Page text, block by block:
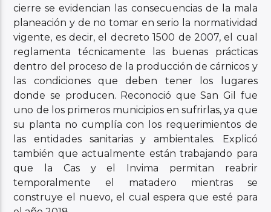
cierre se evidencian las consecuencias de la mala
planeación y de no tomar en serio la normatividad
vigente, es decir, el decreto 1500 de 2007, el cual
reglamenta técnicamente las buenas prácticas
dentro del proceso de la producción de cárnicos y
las condiciones que deben tener los lugares
donde se producen. Reconoció que San Gil fue
uno de los primeros municipios en sufrirlas, ya que
su planta no cumplía con los requerimientos de
las entidades sanitarias y ambientales. Explicó
también que actualmente están trabajando para
que la Cas y el Invima permitan reabrir
temporalmente el matadero mientras se
construye el nuevo, el cual espera que esté para